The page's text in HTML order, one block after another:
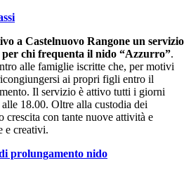
a Castelnuovo Rangone un servizio
chi frequenta il nido “Azzurro”.
alle famiglie iscritte che, per motivi
ai propri figli entro il
Il servizio è attivo tutti i giorni
18.00. Oltre alla custodia dei
crescita con tante nuove attività e
e creativi.
prolungamento nido